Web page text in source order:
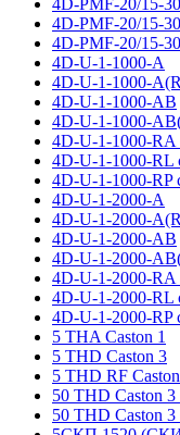
4D-PMF-20/15-
4D-PMF-20/15-
4D-PMF-20/15-
4D-U-1-1000-A
4D-U-1-1000-
4D-U-1-1000-AB
4D-U-1-1000-
4D-U-1-1000-RA
4D-U-1-1000-RL
4D-U-1-1000-RP
4D-U-1-2000-A
4D-U-1-2000-
4D-U-1-2000-AB
4D-U-1-2000-
4D-U-1-2000-RA
4D-U-1-2000-RL
4D-U-1-2000-RP
5 THA Caston 1
5 THD Caston 3
5 THD RF
50 THD Caston
50 THD Caston